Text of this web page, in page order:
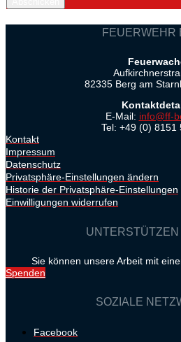
FEUERWEHR
82335 Berg am
E-Mail: info@ff-
Tel: +49 (0) 8151
Kontakt
Impressum
Datenschutz
Privatsphäre-Einstellungen ändern
Historie der Privatsphäre-Einstellungen
Einwilligungen widerrufen
UNTERSTÜTZEN
Sie können unsere Arbeit mit
Spenden
SOZIALE
Facebook